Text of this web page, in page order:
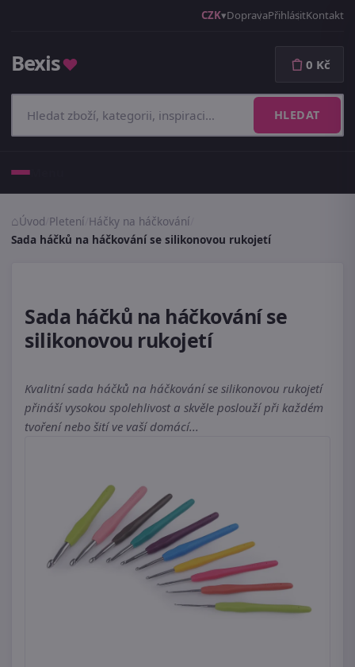
CZK DopravaPřihlásitKontakt
Bexis♥
HLEDAT
0 Kč
Úvod Pletení Háčky na háčkování
Sada háčků na háčkování se silikonovou rukojetí
Sada háčků na háčkování se
silikonovou rukojetí
Kvalitní sada háčků na háčkování se silikonovou rukojetí
přináší vysokou spolehlivost a skvěle poslouží při každém
tvoření nebo šití ve vaší domácí...